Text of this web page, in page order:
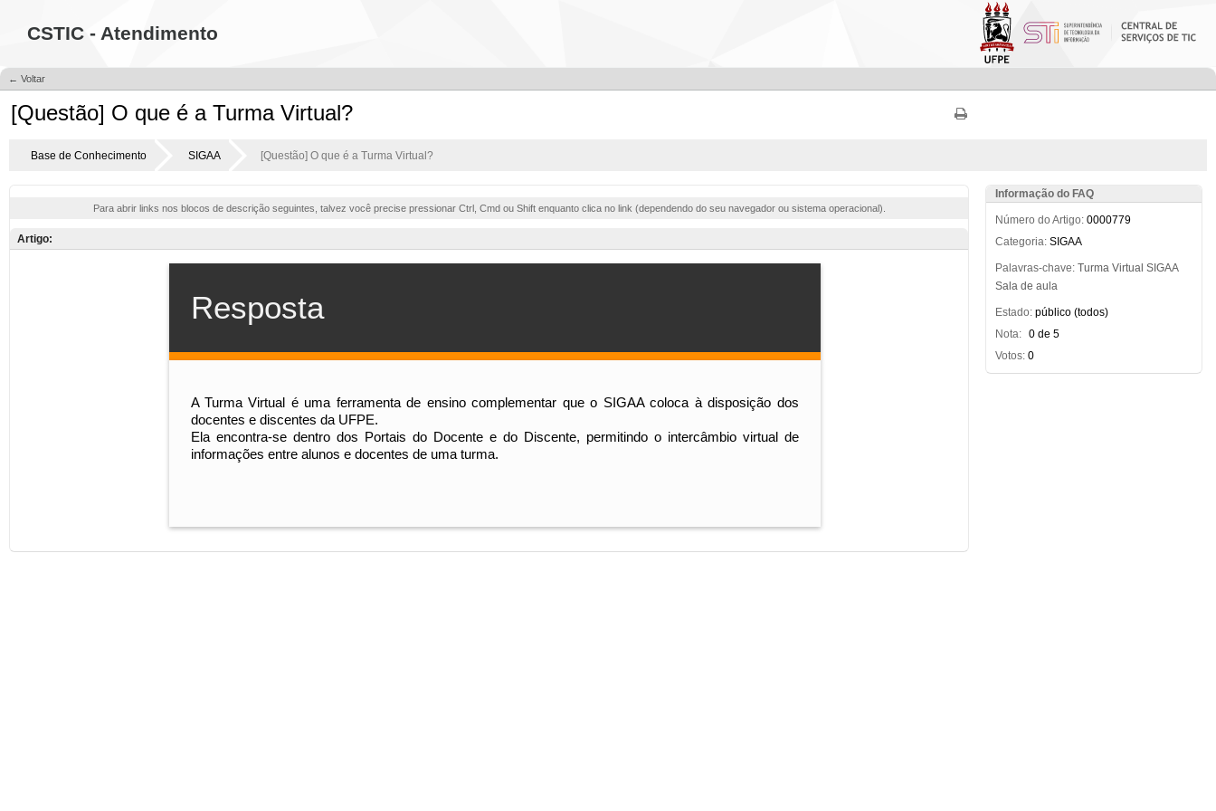
CSTIC - Atendimento
← Voltar
[Questão] O que é a Turma Virtual?
Base de Conhecimento SIGAA [Questão] O que é a Turma Virtual?
Para abrir links nos blocos de descrição seguintes, talvez você precise pressionar Ctrl, Cmd ou Shift enquanto clica no link (dependendo do seu navegador ou sistema operacional).
Artigo:
Informação do FAQ
Número do Artigo: 0000779
Categoria: SIGAA
Palavras-chave: Turma Virtual SIGAA
Sala de aula
Estado: público (todos)
Nota: 0 de 5
Votos: 0